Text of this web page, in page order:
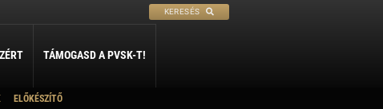
KERESÉS
PETANQUE
TÁMOGASD A PVSK-T!
ELŐKÉSZÍTŐ